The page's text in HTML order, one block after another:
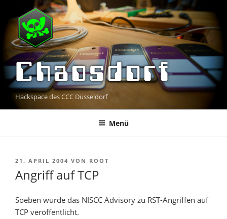
Inhalt
springen
Chaosdorf
Hackspace des CCC Düsseldorf
Menü
VERÖFFENTLICHT
21. APRIL 2004 VON ROOT
Angriff auf TCP
Soeben wurde das NISCC Advisory zu RST-Angriffen auf
TCP veröffentlicht.